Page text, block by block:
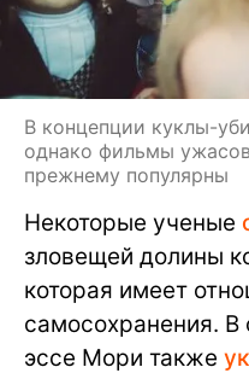
В концепции куклы-
однако фильмы
прежнему популярны
Некоторые ученые
зловещей долины
которая имеет
самосохранения.
эссе Мори также